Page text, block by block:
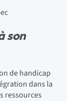
son
de handicap
dans la
ressources